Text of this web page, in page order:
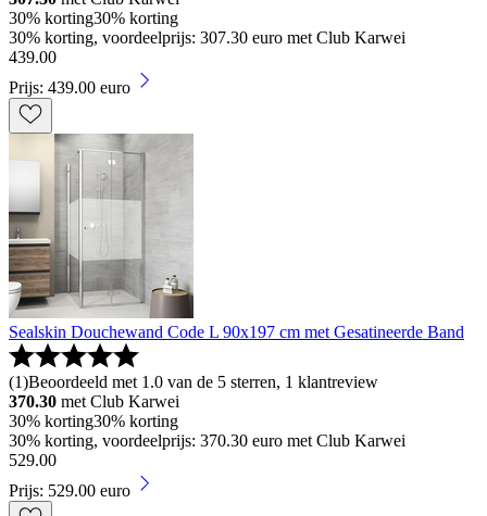
30% korting30% korting
30% korting, voordeelprijs: 307.30 euro met Club Karwei
439.00
Prijs: 439.00 euro
Sealskin Douchewand Code L 90x197 cm met Gesatineerde Band
(1)Beoordeeld met 1.0 van de 5 sterren, 1 klantreview
370.30 met Club Karwei
30% korting30% korting
30% korting, voordeelprijs: 370.30 euro met Club Karwei
529.00
Prijs: 529.00 euro